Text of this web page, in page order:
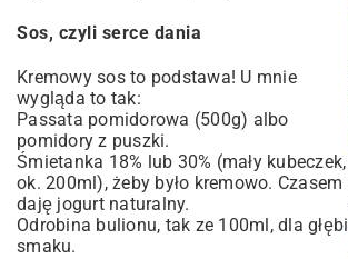
Sos, czyli serce dania
Kremowy sos to podstawa! U mnie
wygląda to tak:
Passata pomidorowa (500g) albo
pomidory z puszki.
Śmietanka 18% lub 30% (mały kubeczek,
ok. 200ml), żeby było kremowo. Czasem
daję jogurt naturalny.
Odrobina bulionu, tak ze 100ml, dla głębi
smaku.